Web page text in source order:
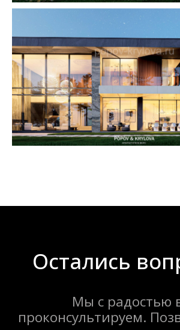
Написать в Telegram
Остались вопросы?
Мы с радостью вас
проконсультируем. Позвоните нам
или напишите в мессенджеры